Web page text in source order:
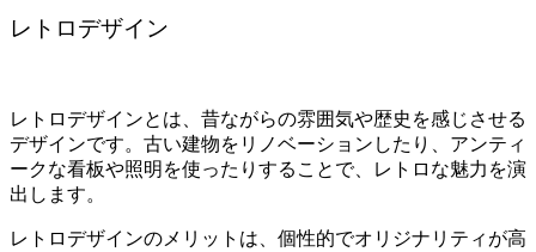
レトロデザイン
レトロデザインとは、昔ながらの雰囲気や歴史を感じさせる
デザインです。古い建物をリノベーションしたり、アンティ
ークな看板や照明を使ったりすることで、レトロな魅力を演
出します。
レトロデザインのメリットは、個性的でオリジナリティが高